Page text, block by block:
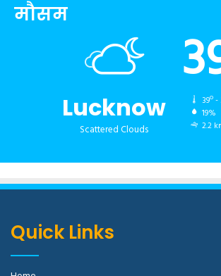
मौसम
Lucknow
Scattered Clouds
39º -
19%
2.2
Quick Links